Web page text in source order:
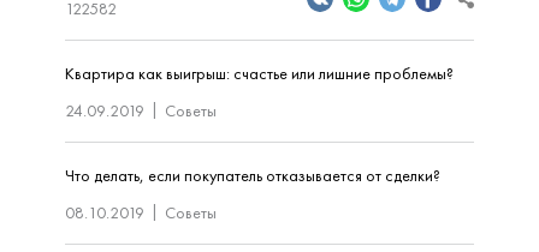
122582
Квартира как выигрыш: счастье или лишние проблемы?
24.09.2019
Советы
Что делать, если покупатель отказывается от сделки?
08.10.2019
Советы